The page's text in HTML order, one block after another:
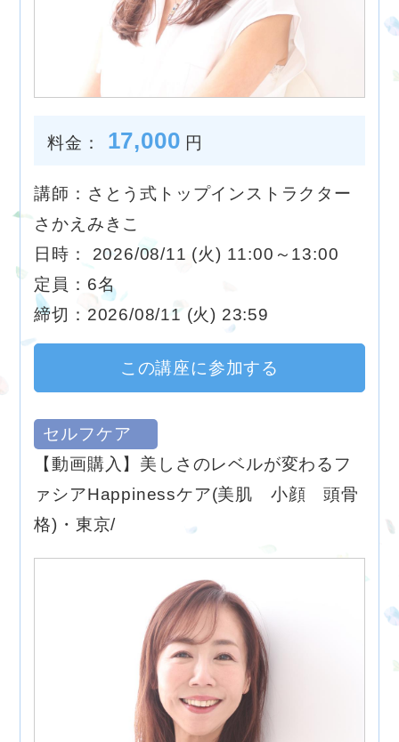
料金： 17,000 円
講師：さとう式トップインストラクター
さかえみきこ
日時： 2026/08/11 (火) 11:00～13:00
定員：6名
締切：2026/08/11 (火) 23:59
この講座に参加する
セルフケア
【動画購入】美しさのレベルが変わるフ
ァシアHappinessケア(美肌 小顔 頭骨
格)・東京/